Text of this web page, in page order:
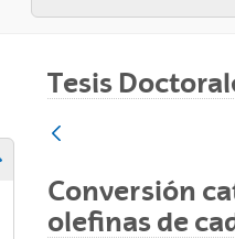
Mostrar/ocultar subpáginas
Tesis
Conversión
olefinas de